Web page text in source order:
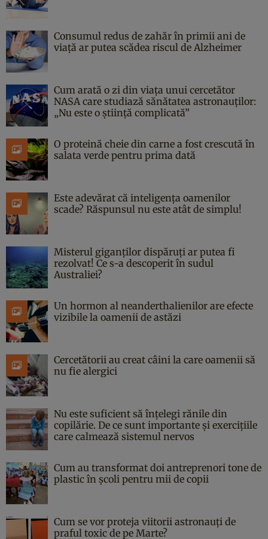
Consumul redus de zahăr în primii ani de
viață ar putea scădea riscul de Alzheimer
Cum arată o zi din viața unui cercetător
NASA care studiază sănătatea astronauților:
„Nu este o știință complicată”
O proteină cheie din carne a fost crescută în
salata verde pentru prima dată
Este adevărat că inteligența oamenilor
scade? Răspunsul nu este atât de simplu!
Misterul giganților dispăruți ar putea fi
rezolvat! Ce s-a descoperit în sudul
Australiei?
Un hormon al neanderthalienilor are efecte
vizibile la oamenii de astăzi
Cercetătorii au creat câini la care oamenii să
nu fie alergici
Nu este suficient să înțelegi rănile din
copilărie. De ce sunt importante și exercițiile
care calmează sistemul nervos
Cum au transformat doi antreprenori tone de
plastic în școli pentru mii de copii
Cum se vor proteja viitorii astronauți de
praful toxic de pe Marte?